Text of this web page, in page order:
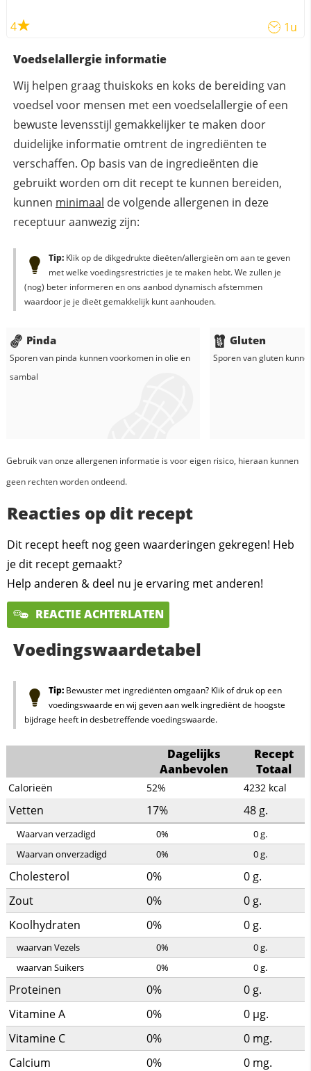
4 1u
Voedselallergie informatie
Wij helpen graag thuiskoks en koks de bereiding van
voedsel voor mensen met een voedselallergie of een
bewuste levensstijl gemakkelijker te maken door
duidelijke informatie omtrent de ingrediënten te
verschaffen. Op basis van de ingredieënten die
gebruikt worden om dit recept te kunnen bereiden,
kunnen minimaal de volgende allergenen in deze
receptuur aanwezig zijn:
Tip:Klik op de dikgedrukte dieëten/allergieën om aan te geven
met welke voedingsrestricties je te maken hebt. We zullen je
(nog) beter informeren en ons aanbod dynamisch afstemmen
waardoor je je dieët gemakkelijk kunt aanhouden.
Pinda
Sporen van pinda kunnen voorkomen inolie en
sambal
Gluten
Sporen van gluten
Gebruik van onze allergenen informatie is voor eigen risico, hieraan kunnen
geen rechten worden ontleend.
Reacties op dit recept
Dit recept heeft nog geen waarderingen gekregen! Heb
je dit recept gemaakt?
Help anderen & deel nu je ervaring met anderen!
REACTIE ACHTERLATEN
Voedingswaardetabel
Tip:Bewuster met ingrediënten omgaan? Klik of druk op een
voedingswaarde en wij geven aan welk ingrediënt de hoogste
bijdrage heeft in desbetreffende voedingswaarde.
Dagelijks
Aanbevolen
Recept
Totaal
Calorieën 52% 4232 kcal
Vetten 17% 48 g.
Waarvan verzadigd 0% 0g.
Waarvan onverzadigd
0% 0g.
Cholesterol 0% 0 g.
Zout
0% 0 g.
Koolhydraten
0% 0 g.
waarvan Vezels 0% 0g.
waarvan Suikers
0% 0g.
Proteinen 0% 0 g.
Vitamine A
0% 0 µg.
Vitamine C
0% 0 mg.
Calcium
0% 0 mg.